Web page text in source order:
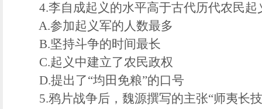
4.李自成起义的水平高于古代历代农民
A.参加起义军的人数最多
B.坚持斗争的时间最长
C.起义中建立了农民政权
D.提出了“均田免粮”的口号
5.鸦片战争后，魏源撰写的主张“师夷长